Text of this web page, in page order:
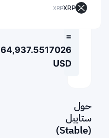
1
=
64,937.5517026
USD
حول
ستايبل
(Stable)
XRP
XRP